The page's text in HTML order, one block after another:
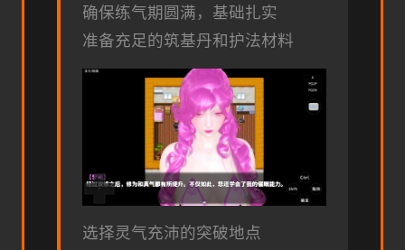
确保练气期圆满，基础扎实
准备充足的筑基丹和护法材料
选择灵气充沛的突破地点